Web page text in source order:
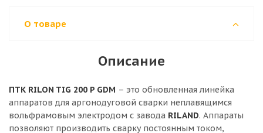
О товаре
Описание
ПТК RILON TIG 200 P GDM – это обновленная линейка
аппаратов для аргонодуговой сварки неплавящимся
вольфрамовым электродом с завода RILAND. Аппараты
позволяют производить сварку постоянным током,